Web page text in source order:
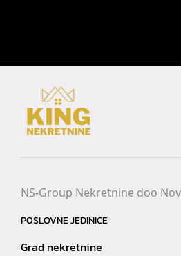
NS-Group Nekretnine doo
POSLOVNE JEDINICE
Grad nekretnine